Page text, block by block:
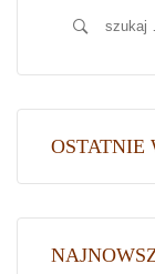
OSTATNIE